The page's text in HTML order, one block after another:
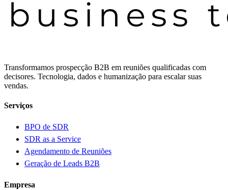
Transformamos prospecção B2B em reuniões qualificadas com
decisores. Tecnologia, dados e humanização para escalar suas
vendas.
Serviços
BPO de SDR
SDR as a Service
Agendamento de Reuniões
Geração de Leads B2B
Empresa